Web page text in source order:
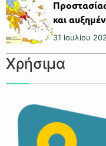
και
31 Ιουλίου
Χρήσιμα